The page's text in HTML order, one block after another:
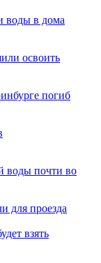
воды в дома
освоить
погиб
воды почти во
для проезда
взять